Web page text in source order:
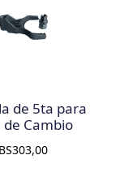
de 5ta para
de Cambio
BS303,00